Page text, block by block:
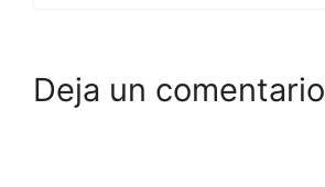
Deja un comentario